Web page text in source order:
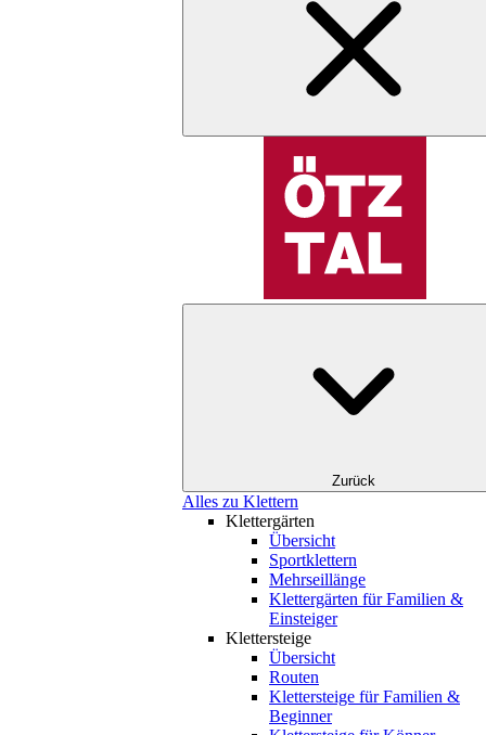
Zurück
Alles zu Klettern
Klettergärten
Übersicht
Sportklettern
Mehrseillänge
Klettergärten für Familien &
Einsteiger
Klettersteige
Übersicht
Routen
Klettersteige für Familien &
Beginner